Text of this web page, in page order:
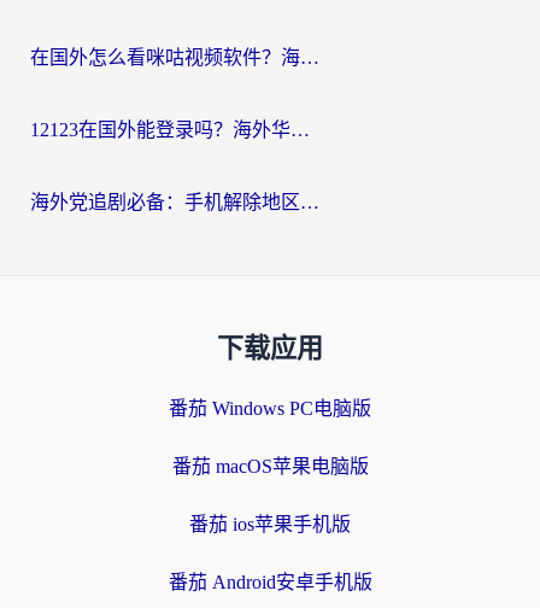
在国外怎么看咪咕视频软件？海外党亲测有效的回国加速方案
12123在国外能登录吗？海外华人必看的回国加速实用指南
海外党追剧必备：手机解除地区限制app怎么选？解决央视视频&国内剧地区限制全指南
下载应用
番茄 Windows PC电脑版
番茄 macOS苹果电脑版
番茄 ios苹果手机版
番茄 Android安卓手机版